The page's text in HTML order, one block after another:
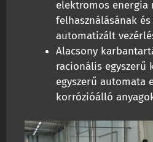
elektromos energia
felhasználásának
automatizált
Alacsony
racionális egyszerű
egyszerű automata
korrózióálló